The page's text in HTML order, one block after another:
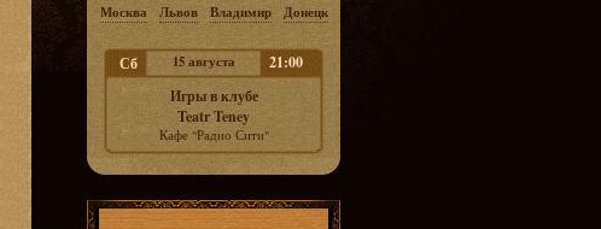
Москва Львов Владимир Донецк
Сб 15 августа
21:00
Игры в клубе
Teatr Teney
Кафе "Радио Сити"